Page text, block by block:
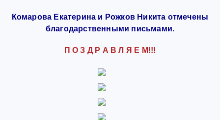
Комарова Екатерина и Рожков Никита отмечены
благодарственными письмами.
П О З Д Р А В Л Я Е М!!!